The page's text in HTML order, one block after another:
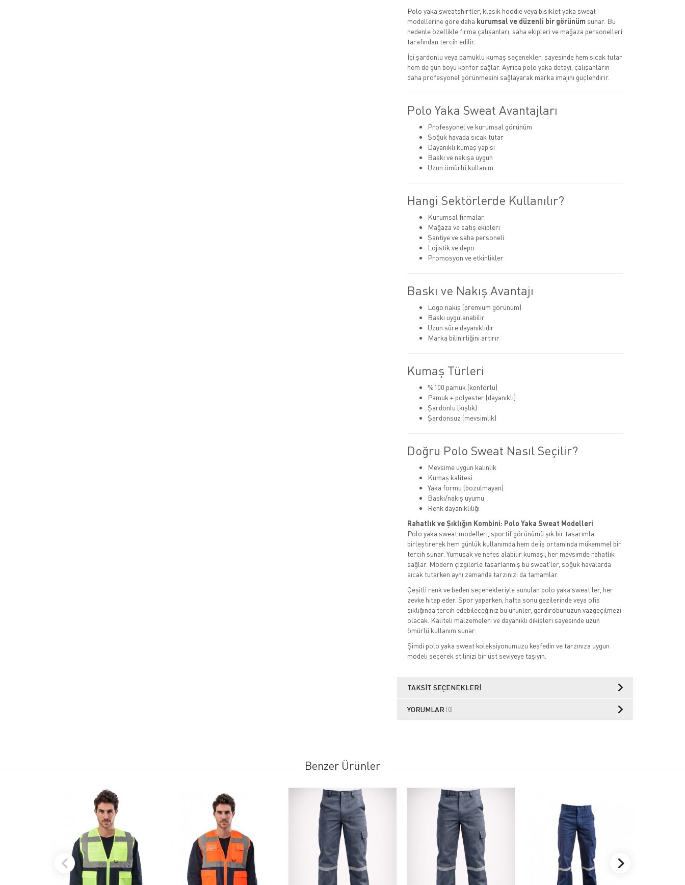
Polo yaka sweatshirtler, klasik hoodie veya bisiklet yaka sweat
modellerine göre daha kurumsal ve düzenli bir görünümsunar. Bu
nedenle özellikle firma çalışanları, saha ekipleri ve mağaza personelleri
tarafından tercih edilir.
İçi şardonlu veya pamuklu kumaş seçenekleri sayesinde hem sıcak tutar
hem de gün boyu konfor sağlar. Ayrıca polo yaka detayı, çalışanların
daha profesyonel görünmesini sağlayarak marka imajını güçlendirir.
Polo Yaka Sweat Avantajları
Profesyonel ve kurumsal görünüm
Soğuk havada sıcak tutar
Dayanıklı kumaş yapısı
Baskı ve nakışa uygun
Uzun ömürlü kullanım
Hangi Sektörlerde Kullanılır?
Kurumsal firmalar
Mağaza ve satış ekipleri
Şantiye ve saha personeli
Lojistik ve depo
Promosyon ve etkinlikler
Baskı ve Nakış Avantajı
Logo nakış (premium görünüm)
Baskı uygulanabilir
Uzun süre dayanıklıdır
Marka bilinirliğini artırır
Kumaş Türleri
%100 pamuk (konforlu)
Pamuk + polyester (dayanıklı)
Şardonlu (kışlık)
Şardonsuz (mevsimlik)
Doğru Polo Sweat Nasıl Seçilir?
Mevsime uygun kalınlık
Kumaş kalitesi
Yaka formu (bozulmayan)
Baskı/nakış uyumu
Renk dayanıklılığı
Rahatlık ve Şıklığın Kombini: Polo Yaka Sweat Modelleri
Polo yaka sweat modelleri, sportif görünümü şık bir tasarımla
birleştirerek hem günlük kullanımda hem de iş ortamında mükemmel bir
tercih sunar. Yumuşak ve nefes alabilir kumaşı, her mevsimde rahatlık
sağlar. Modern çizgilerle tasarlanmış bu sweat'ler, soğuk havalarda
sıcak tutarken aynı zamanda tarzınızı da tamamlar.
Çeşitli renk ve beden seçenekleriyle sunulan polo yaka sweat'ler, her
zevke hitap eder. Spor yaparken, hafta sonu gezilerinde veya ofis
şıklığında tercih edebileceğiniz bu ürünler, gardırobunuzun vazgeçilmezi
olacak. Kaliteli malzemeleri ve dayanıklı dikişleri sayesinde uzun
ömürlü kullanım sunar.
Şimdi polo yaka sweat koleksiyonumuzu keşfedin ve tarzınıza uygun
modeli seçerek stilinizi bir üst seviyeye taşıyın.
TAKSIT SEÇENEKLERI
YORUMLAR (0)
Benzer Ürünler